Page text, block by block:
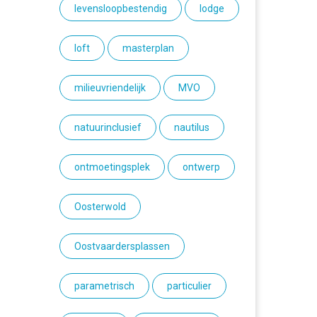
levensloopbestendig lodge
loft masterplan
milieuvriendelijk MVO
natuurinclusief nautilus
ontmoetingsplek ontwerp
Oosterwold
Oostvaardersplassen
parametrisch particulier